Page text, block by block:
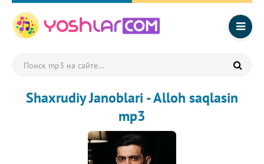
Shaxrudiy Janoblari - Alloh saqlasin
mp3